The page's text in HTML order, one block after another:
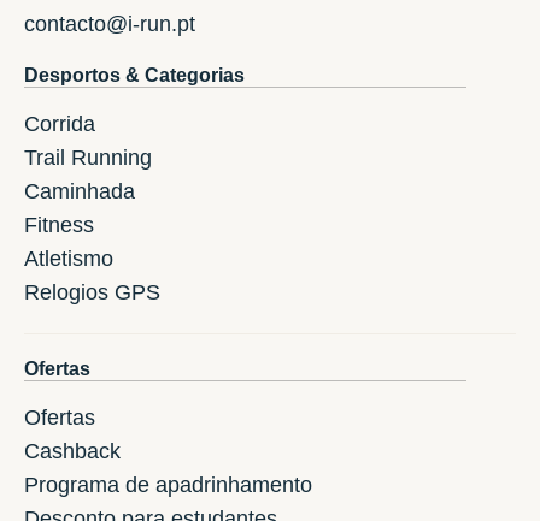
contacto@i-run.pt
Desportos & Categorias
Corrida
Trail Running
Caminhada
Fitness
Atletismo
Relogios GPS
Ofertas
Ofertas
Cashback
Programa de apadrinhamento